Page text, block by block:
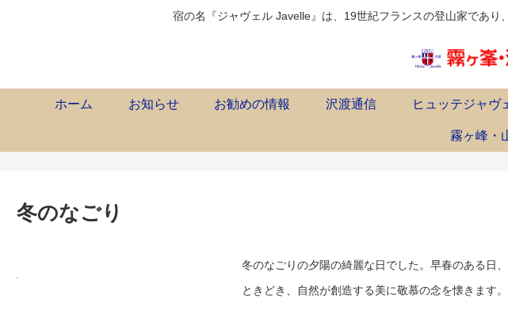
宿の名『ジャヴェル Javelle』は、19世紀フランスの登山家であ
ホーム お知らせ お勧めの情報 沢渡通信 ヒュッテジャヴ
霧ヶ峰・
冬のなごり
冬のなごりの夕陽の綺麗な日でした。早春のある日
ときどき、自然が創造する美に敬慕の念を懐きます